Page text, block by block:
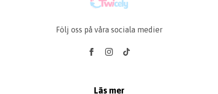
Följ oss på våra sociala medier
Läs mer